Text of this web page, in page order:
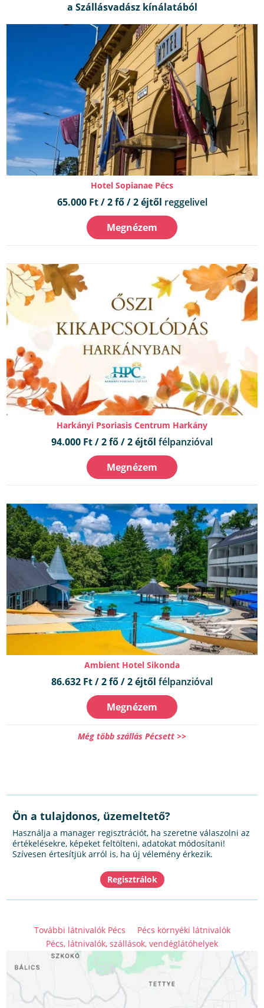
Hotel Sopianae Pécs
65.000 Ft / 2 fő / 2 éjtől reggelivel
Megnézem
Harkányi Psoriasis Centrum Harkány
94.000 Ft / 2 fő / 2 éjtől félpanzióval
Megnézem
Ambient Hotel Sikonda
86.632 Ft / 2 fő / 2 éjtől félpanzióval
Megnézem
Még több szállás Pécsett >>
Ön a tulajdonos, üzemeltető?
Használja a manager regisztrációt, ha szeretne válaszolni az
értékelésekre, képeket feltölteni, adatokat módosítani!
Szívesen értesítjük arról is, ha új vélemény érkezik.
További látnivalók Pécs
Pécs környéki látnivalók
Pécs, látnivalók, szállások, vendéglátóhelyek